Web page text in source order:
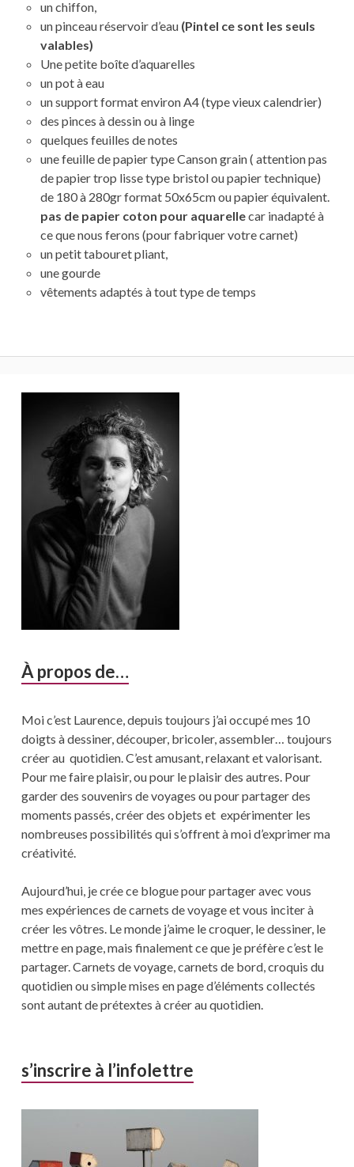
un chiffon,
un pinceau réservoir d’eau(Pintel ce sont les seuls
valables)
Une petite boîte d’aquarelles
un pot à eau
un support format environ A4 (type vieux calendrier)
des pinces à dessin ou à linge
quelques feuilles de notes
une feuille de papier type Canson grain ( attention pas
de papier trop lisse type bristol ou papier technique)
de 180 à 280gr format 50x65cm ou papier équivalent.
pas de papier coton pour aquarellecar inadapté à
ce que nous ferons (pour fabriquer votre carnet)
un petit tabouret pliant,
une gourde
vêtements adaptés à tout type de temps
latérale
principale
À propos de…
Moi c’est Laurence, depuis toujours j’ai occupé mes 10
doigts à dessiner, découper, bricoler, assembler… toujours
créer au quotidien. C’est amusant, relaxant et valorisant.
Pour me faire plaisir, ou pour le plaisir des autres. Pour
garder des souvenirs de voyages ou pour partager des
moments passés, créer des objets et expérimenter les
nombreuses possibilités qui s’offrent à moi d’exprimer ma
créativité.
Aujourd’hui, je crée ce blogue pour partager avec vous
mes expériences de carnets de voyage et vous inciter à
créer les vôtres. Le monde j’aime le croquer, le dessiner, le
mettre en page, mais finalement ce que je préfère c’est le
partager. Carnets de voyage, carnets de bord, croquis du
quotidien ou simple mises en page d’éléments collectés
sont autant de prétextes à créer au quotidien.
s’inscrire à l’infolettre